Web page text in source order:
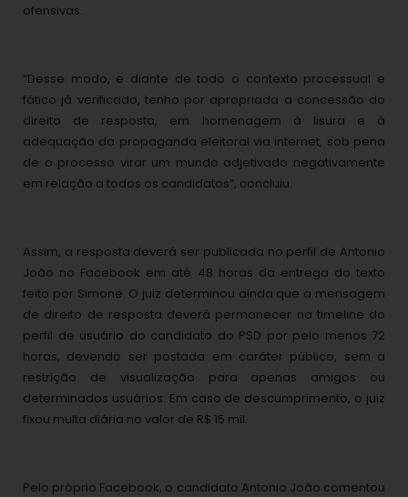
ofensivas.
“Desse modo, e diante de todo o contexto processual e
fático já verificado, tenho por apropriada a concessão do
direito de resposta, em homenagem à lisura e à
adequação da propaganda eleitoral via internet, sob pena
de o processo virar um mundo adjetivado negativamente
em relação a todos os candidatos”, concluiu.
Assim, a resposta deverá ser publicada no perfil de Antonio
João no Facebook em até 48 horas da entrega do texto
feito por Simone. O juiz determinou ainda que a mensagem
de direito de resposta deverá permanecer na timeline do
perfil de usuário do candidato do PSD por pelo menos 72
horas, devendo ser postada em caráter público, sem a
restrição de visualização para apenas amigos ou
determinados usuários. Em caso de descumprimento, o juiz
fixou multa diária no valor de R$ 15 mil.
Pelo próprio Facebook, o candidato Antonio João comentou